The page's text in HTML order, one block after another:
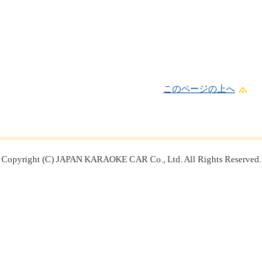
このページの上へ
Copyright (C) JAPAN KARAOKE CAR Co., Ltd. All Rights Reserved.